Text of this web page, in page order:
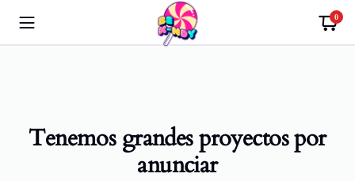
0
Tenemos grandes proyectos por
anunciar